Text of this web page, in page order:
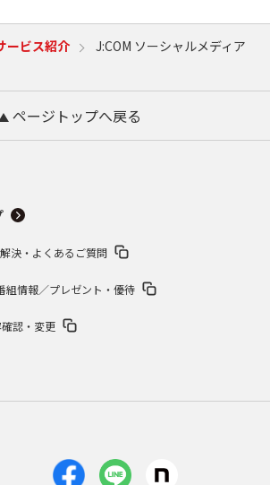
ービス紹介
J:COM ソーシャルメディア
ページトップへ戻る
決・よくあるご質問
組情報／プレゼント・優待
認・変更